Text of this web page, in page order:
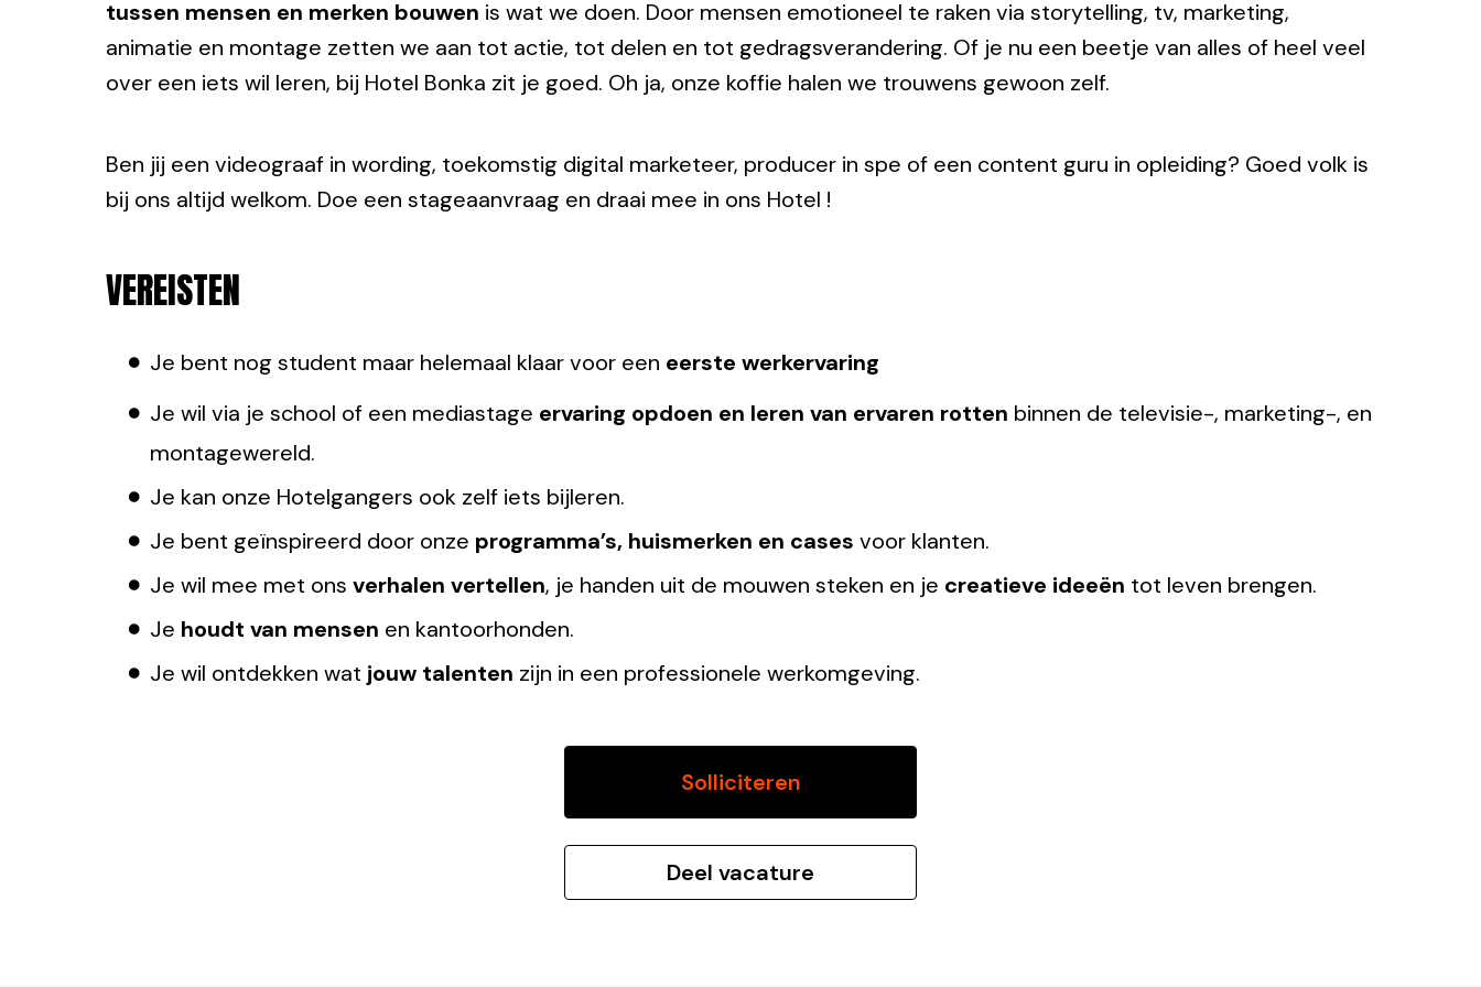
tussen mensen en merken bouwen is wat we doen. Door mensen emotioneel te raken via storytelling, tv, marketing,
animatie en montage zetten we aan tot actie, tot delen en tot gedragsverandering. Of je nu een beetje van alles of heel veel
over een iets wil leren, bij Hotel Bonka zit je goed. Oh ja, onze koffie halen we trouwens gewoon zelf.
Ben jij een videograaf in wording, toekomstig digital marketeer, producer in spe of een content guru in opleiding? Goed volk is
bij ons altijd welkom. Doe een stageaanvraag en draai mee in ons Hotel !
VEREISTEN
Je bent nog student maar helemaal klaar voor een eerste werkervaring
Je wil via je school of een mediastage ervaring opdoen en leren van ervaren rotten binnen de televisie-, marketing-, en
montagewereld.
Je kan onze Hotelgangers ook zelf iets bijleren.
Je bent geïnspireerd door onze programma’s, huismerken en cases voor klanten.
Je wil mee met ons verhalen vertellen, je handen uit de mouwen steken en je creatieve ideeën tot leven brengen.
Je houdt van mensen en kantoorhonden.
Je wil ontdekken wat jouw talenten zijn in een professionele werkomgeving.
Solliciteren
Deel vacature